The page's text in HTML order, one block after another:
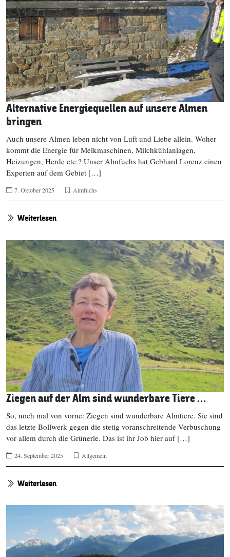
Alternative Energiequellen auf unsere Almen
bringen
Auch unsere Almen leben nicht von Luft und Liebe allein. Woher
kommt die Energie für Melkmaschinen, Milchkühlanlagen,
Heizungen, Herde etc.? Unser Almfuchs hat Gebhard Lorenz einen
Experten auf dem Gebiet […]
7. Oktober 2025 Almfuchs
Weiterlesen
Ziegen auf der Alm sind wunderbare Tiere …
So, noch mal von vorne: Ziegen sind wunderbare Almtiere. Sie sind
das letzte Bollwerk gegen die stetig voranschreitende Verbuschung
vor allem durch die Grünerle. Das ist ihr Job hier auf […]
24. September 2025 Allgemein
Weiterlesen